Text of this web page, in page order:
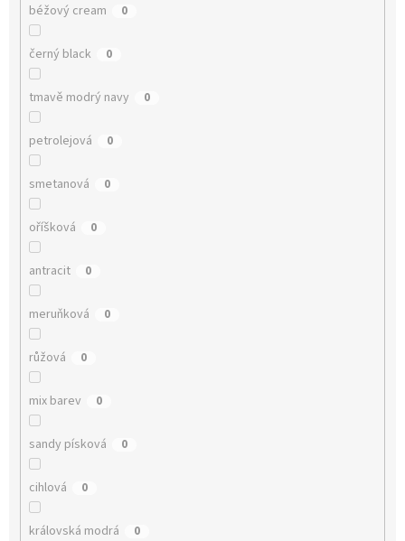
béžový cream 0
černý black 0
tmavě modrý navy 0
petrolejová 0
smetanová 0
oříšková 0
antracit 0
meruňková 0
růžová 0
mix barev 0
sandy písková 0
cihlová 0
královská modrá 0